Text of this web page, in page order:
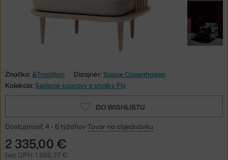
Značka: &Tradition Dizajnér: Space Copenhagen
Kolekcia: Sedacie súpravy a stolíky Fly
DO WISHLISTU
Dostupnosť: 4 - 6 týždňov Tovar na objednávku
2 335,00 €
bez DPH: 1 898,37 €